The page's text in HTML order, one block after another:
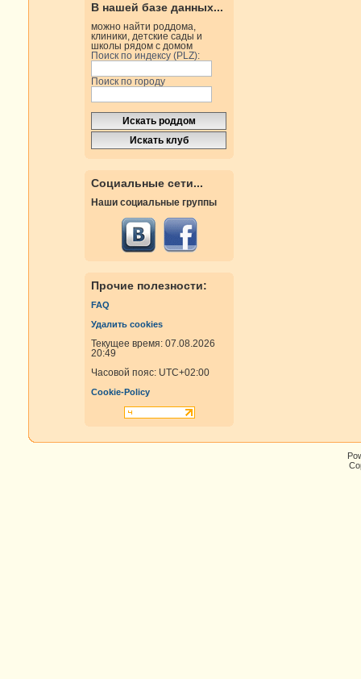
В нашей базе данных...
можно найти роддома,
клиники, детские сады и
школы рядом с домом
Поиск по индексу (PLZ):
Поиск по городу
Социальные сети...
Наши социальные группы
Прочие полезности:
FAQ
Удалить cookies
Текущее время: 07.08.2026
20:49
Часовой пояс: UTC+02:00
Cookie-Policy